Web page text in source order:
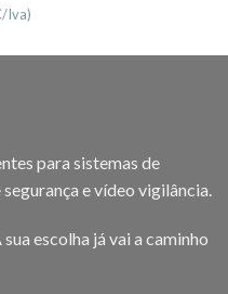
Iva)
para sistemas de
e vídeo vigilância.
escolha já vai a caminho